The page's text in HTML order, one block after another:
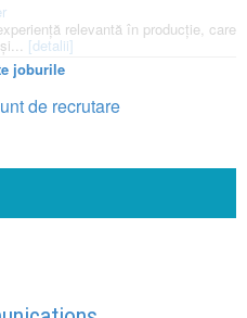
relevantă în producție, care
[detalii]
joburile
de recrutare